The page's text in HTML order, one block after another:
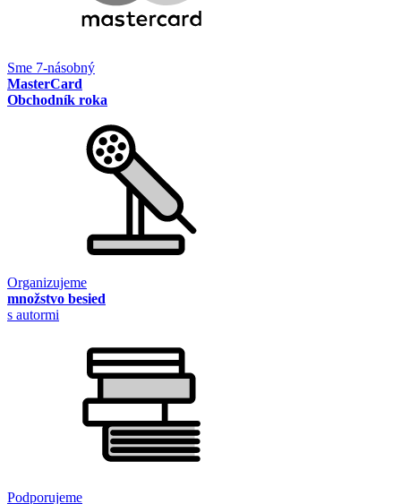
Sme 7-násobný
MasterCard
Obchodník roka
Organizujeme
množstvo besied
s autormi
Podporujeme